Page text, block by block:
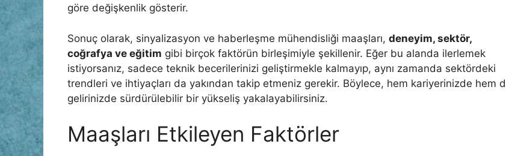
göre değişkenlik gösterir.
Sonuç olarak, sinyalizasyon ve haberleşme mühendisliği maaşları, deneyim, sektör,
coğrafya ve eğitim gibi birçok faktörün birleşimiyle şekillenir. Eğer bu alanda ilerlemek
istiyorsanız, sadece teknik becerilerinizi geliştirmekle kalmayıp, aynı zamanda sektördeki
trendleri ve ihtiyaçları da yakından takip etmeniz gerekir. Böylece, hem kariyerinizde hem
gelirinizde sürdürülebilir bir yükseliş yakalayabilirsiniz.
Maaşları Etkileyen Faktörler